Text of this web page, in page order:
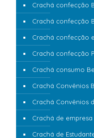
Crachá confecção
Crachá confecção
Crachá confecção
Crachá confecção
Crachá consumo
Crachá Convênios
Crachá Convênios
Crachá de empresa
Crachá de